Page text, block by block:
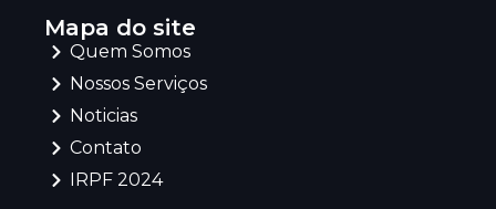
Mapa do site
Quem Somos
Nossos Serviços
Noticias
Contato
IRPF 2024